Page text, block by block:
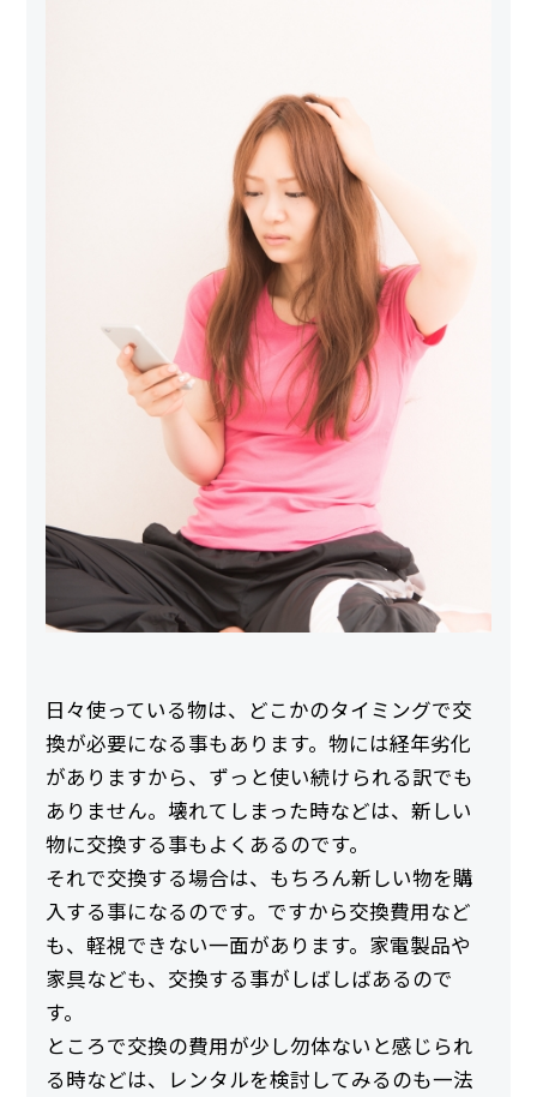
日々使っている物は、どこかのタイミングで交
換が必要になる事もあります。物には経年劣化
がありますから、ずっと使い続けられる訳でも
ありません。壊れてしまった時などは、新しい
物に交換する事もよくあるのです。
それで交換する場合は、もちろん新しい物を購
入する事になるのです。ですから交換費用など
も、軽視できない一面があります。家電製品や
家具なども、交換する事がしばしばあるので
す。
ところで交換の費用が少し勿体ないと感じられ
る時などは、レンタルを検討してみるのも一法